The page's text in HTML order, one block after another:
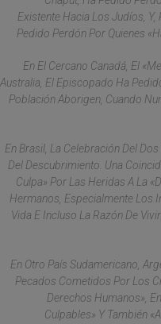
Existente Hacia Los Judíos,
Pedido Perdón Por Quienes
En El Cercano Canadá, El
Australia, El Episcopado Ha
Población Aborigen, Cuando
En Brasil, La Celebración Del
Del Descubrimiento. Una
Culpa» Por Las Heridas A La
Hermanos, Especialmente Los
Vida E Incluso La Razón De
En Otro País Sudamericano,
Pecados Cometidos Por Los
Derechos Humanos»,
Culpables» Y También